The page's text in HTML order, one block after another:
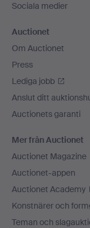
Sociala medier
Auctionet
Om Auctionet
Press
Lediga jobb
Anslut ditt
Auctionets garanti
Mer från Auctionet
Auctionet Magazine
Auctionet-appen
Auctionet Academy
Konstnärer och
Teman och